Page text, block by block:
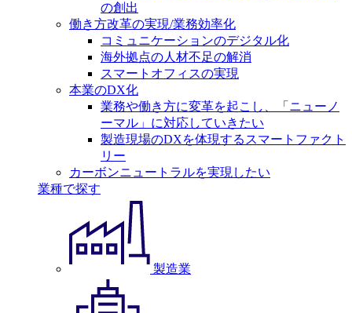
の創出
働き方改革の実現/業務効率化
コミュニケーションのデジタル化
海外拠点の人材不足の解消
スマートオフィスの実現
本業のDX化
業務や働き方に変革を起こし、「ニューノ
ーマル」に対応していきたい
製造現場のDXを体現するスマートファクト
リー
カーボンニュートラルを実現したい
業種で探す
製造業